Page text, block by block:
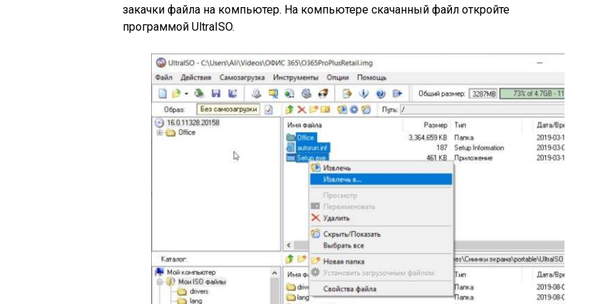
закачки файла на компьютер. На компьютере скачанный файл откройте
программой UltraISO.